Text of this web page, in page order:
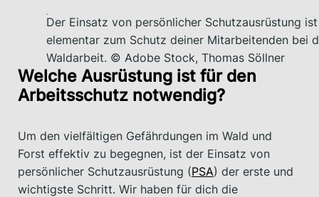
Der Einsatz von persönlicher Schutzausrüstung ist
elementar zum Schutz deiner Mitarbeitenden bei
Waldarbeit. © Adobe Stock, Thomas Söllner
Welche Ausrüstung ist für den
Arbeitsschutz notwendig?
Um den vielfältigen Gefährdungen im Wald und
Forst effektiv zu begegnen, ist der Einsatz von
persönlicher Schutzausrüstung (PSA) der erste und
wichtigste Schritt. Wir haben für dich die